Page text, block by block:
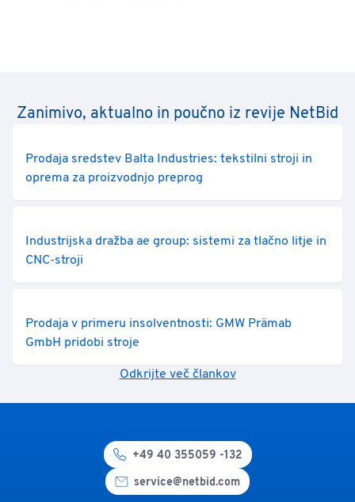
Zanimivo, aktualno in poučno iz revije NetBid
Prodaja sredstev Balta Industries: tekstilni stroji in
oprema za proizvodnjo preprog
Industrijska dražba ae group: sistemi za tlačno litje in
CNC-stroji
Prodaja v primeru insolventnosti: GMW Prämab
GmbH pridobi stroje
Odkrijte več člankov
+49 40 355059 -132
service@netbid.com